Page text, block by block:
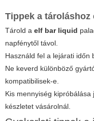
Tippek a tároláshoz
Tárold a elf bar liquid
napfénytől távol.
Használd fel a lejárati időn
Ne keverd különböző
kompatibilisek-e.
Kis mennyiség
készletet vásárolnál.